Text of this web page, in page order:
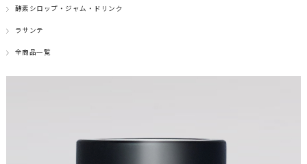
酵素シロップ・ジャム・ドリンク
ラサンテ
全商品一覧